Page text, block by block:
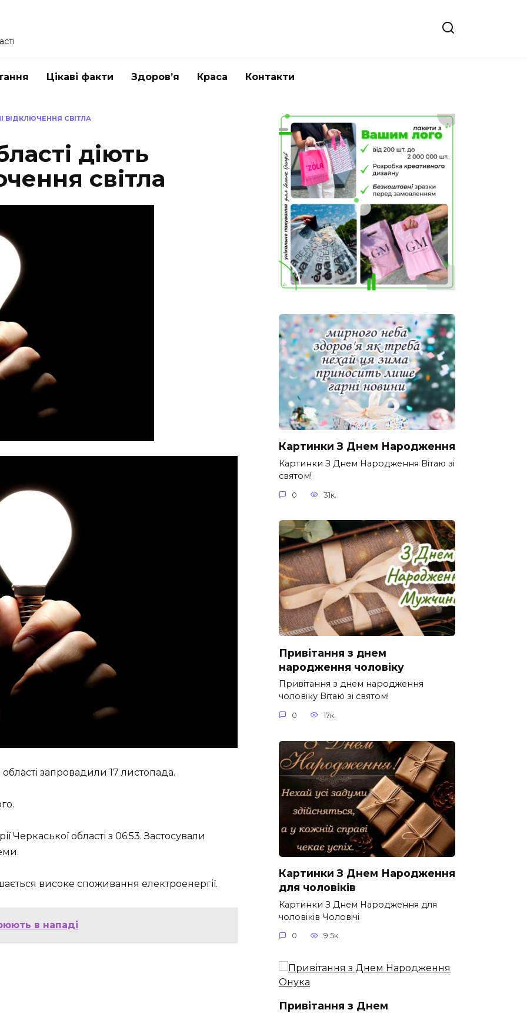
Цікаві факти Здоров’я Краса Контакти
ВІДКЛЮЧЕННЯ СВІТЛА
діють
світла
запровадили 17 листопада.
Черкаської області з 06:53. Застосували
високе споживання електроенергії.
в нападі
Картинки З Днем Народження
Картинки З Днем Народження Вітаю зі
святом!
0 31к.
Привітання з днем
народження чоловіку
Привітання з днем народження
чоловіку Вітаю зі святом!
0 17к.
Картинки З Днем Народження
для чоловіків​
Картинки З Днем Народження для
чоловіків​ Чоловічі
0 9.5к.
Привітання з Днем